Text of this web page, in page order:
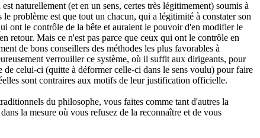
naturellement (et en un sens, certes très légitimement) soumis à
problème est que tout un chacun, qui a légitimité à constater son
ont le contrôle de la bête et auraient le pouvoir d'en modifier le
retour. Mais ce n'est pas parce que ceux qui ont le contrôle en
de bons conseillers des méthodes les plus favorables à
verrouiller ce système, où il suffit aux dirigeants, pour
de celui-ci (quitte à déformer celle-ci dans le sens voulu) pour faire
sont contraires aux motifs de leur justification officielle.
du philosophe, vous faites comme tant d'autres la
la mesure où vous refusez de la reconnaître et de vous